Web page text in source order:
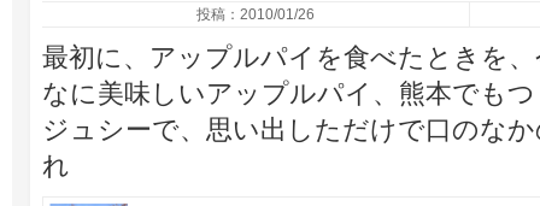
投稿：2010/01/26
最初に、アップルパイを食べたときを
なに美味しいアップルパイ、熊本でも
ジュシーで、思い出しただけで口のな
れ